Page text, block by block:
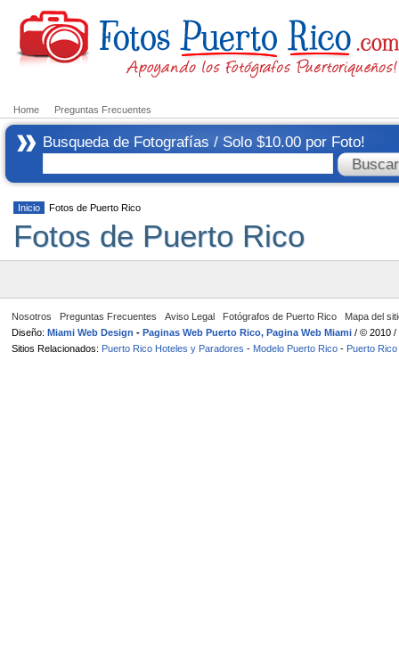
Home Preguntas Frecuentes
Busqueda de Fotografías / Solo $10.00 por Foto!
Inicio Fotos de Puerto Rico
Fotos de Puerto Rico
Nosotros Preguntas Frecuentes Aviso Legal Fotógrafos de Puerto Rico
Mapa del
Diseño: Miami Web Design - Paginas Web Puerto Rico, Pagina Web Miami / © 2010 /
Sitios Relacionados: Puerto Rico Hoteles y Paradores - Modelo Puerto Rico - Puerto